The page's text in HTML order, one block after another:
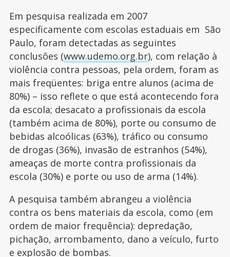
Em pesquisa realizada em 2007
especificamente com escolas estaduais em São
Paulo, foram detectadas as seguintes
conclusões (www.udemo.org.br), com relação à
violência contra pessoas, pela ordem, foram as
mais freqüentes: briga entre alunos (acima de
80%) – isso reflete o que está acontecendo fora
da escola; desacato a profissionais da escola
(também acima de 80%), porte ou consumo de
bebidas alcoólicas (63%), tráfico ou consumo
de drogas (36%), invasão de estranhos (54%),
ameaças de morte contra profissionais da
escola (30%) e porte ou uso de arma (14%).
A pesquisa também abrangeu a violência
contra os bens materiais da escola, como (em
ordem de maior frequência): depredação,
pichação, arrombamento, dano a veículo, furto
e explosão de bombas.